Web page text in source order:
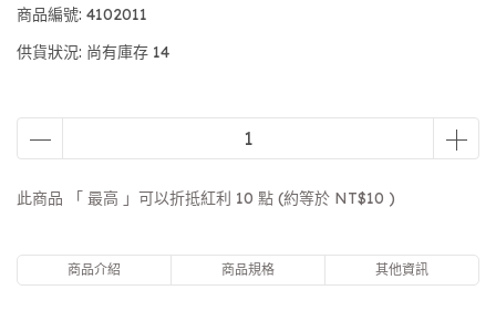
商品編號: 4102011
供貨狀況: 尚有庫存 14
此商品 「 最高 」可以折抵紅利 10 點 (約等於 NT$10 )
商品介紹 商品規格 其他資訊